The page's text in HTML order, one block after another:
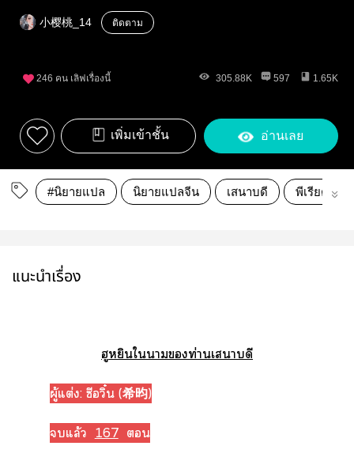
小樱桃​_14 ติดตาม
246 คน เลิฟเรื่องนี้ 305.88K 597 1.65K
เพิ่มเข้าชั้น อ่านเลย
#นิยายแปล นิยายแปลจีน เสนาบดี พีเรียดจีน(
แนะนำเรื่อง
ฮูหยินใา​ท่าน​เสนาบดี​
​ผู้แต่ง: ซีอวิ๋น (希昀)
แล้ว​167​ 